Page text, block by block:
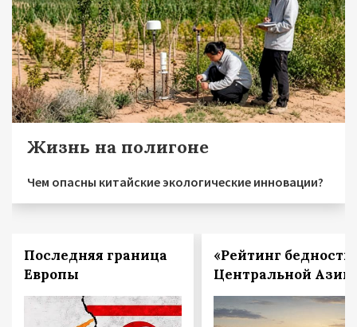
Жизнь на полигоне
Чем опасны китайские экологические инновации?
Последняя граница
Европы
«Рейтинг
Центральной Азии